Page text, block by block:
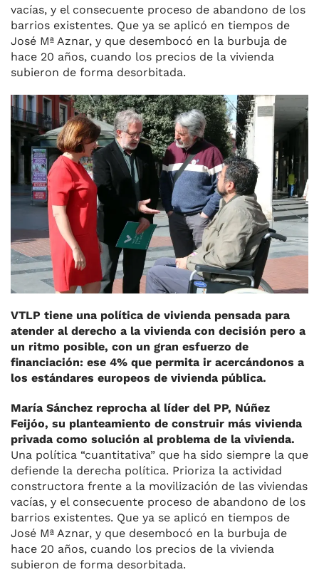
vacías, y el consecuente proceso de abandono de los
barrios existentes. Que ya se aplicó en tiempos de
José Mª Aznar, y que desembocó en la burbuja de
hace 20 años, cuando los precios de la vivienda
subieron de forma desorbitada.
VTLP tiene una política de vivienda pensada para
atender al derecho a la vivienda con decisión pero a
un ritmo posible, con un gran esfuerzo de
financiación: ese 4% que permita ir acercándonos a
los estándares europeos de vivienda pública.
María Sánchez reprocha al líder del PP, Núñez
Feijóo, su planteamiento de construir más vivienda
privada como solución al problema de la vivienda.
Una política “cuantitativa” que ha sido siempre la que
defiende la derecha política. Prioriza la actividad
constructora frente a la movilización de las viviendas
vacías, y el consecuente proceso de abandono de los
barrios existentes. Que ya se aplicó en tiempos de
José Mª Aznar, y que desembocó en la burbuja de
hace 20 años, cuando los precios de la vivienda
subieron de forma desorbitada.